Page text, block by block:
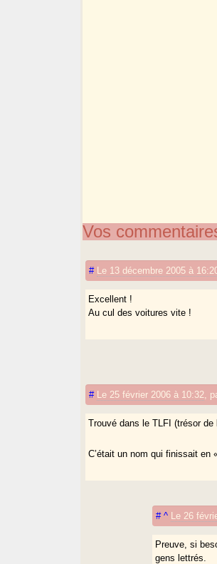
Vos
# Le 13 décembre 2005 à
Excellent !
Au cul des voitures vite !
# Le 25 février 2006 à 10:32
Trouvé dans le TLFI (trésor
C’était un nom qui finissait
# ^ Le 26
Preuve, si
gens lettrés.